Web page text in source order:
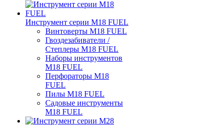
Инструмент серии M18 FUEL
Винтоверты M18 FUEL
Гвоздезабиватели /
Степлеры M18 FUEL
Наборы инструментов
M18 FUEL
Перфораторы M18
FUEL
Пилы M18 FUEL
Садовые инструменты
M18 FUEL